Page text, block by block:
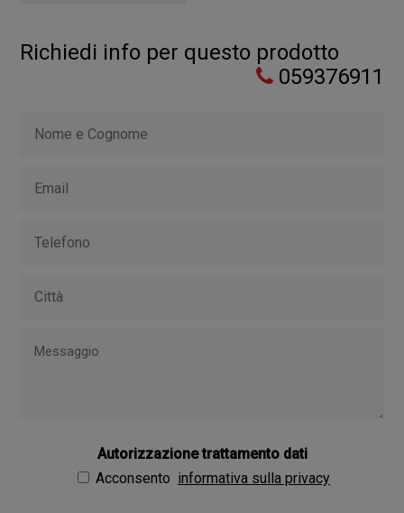
Richiedi info per questo prodotto
059376911
Autorizzazione trattamento dati
Acconsento informativa sulla privacy